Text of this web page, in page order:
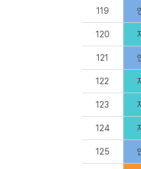
119
120
121
122
123
124
125